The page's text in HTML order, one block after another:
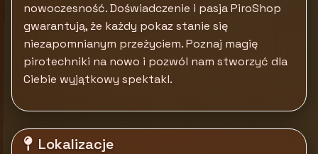
nowoczesność. Doświadczenie i pasja PiroShop
gwarantują, że każdy pokaz stanie się
niezapomnianym przeżyciem. Poznaj magię
pirotechniki na nowo i pozwól nam stworzyć dla
Ciebie wyjątkowy spektakl.
Lokalizacje